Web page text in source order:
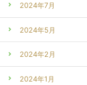
2024年7月
2024年5月
2024年2月
2024年1月